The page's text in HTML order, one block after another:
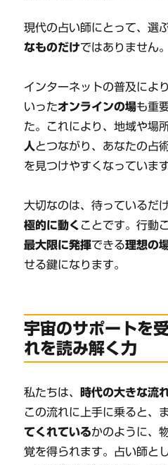
現代の占い師にとって、選
なものだけではありません。
インターネットの普及によ
いったオンラインの場も重
た。これにより、地域や場
人とつながり、あなたの占
を見つけやすくなっています
大切なのは、待っているだ
極的に動く ことです。行動
最大限に発揮できる理想の
せる鍵になります。
宇宙のサポートを
れを読み解く力
私たちは、 時代の大きな流
この流れに上手に乗ると、
てくれているかのように、
覚を得られます。占い師と